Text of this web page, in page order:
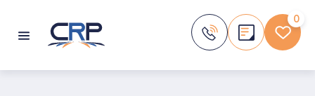
contenu
0